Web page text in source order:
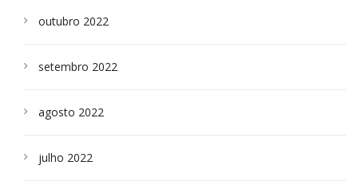
outubro 2022
setembro 2022
agosto 2022
julho 2022